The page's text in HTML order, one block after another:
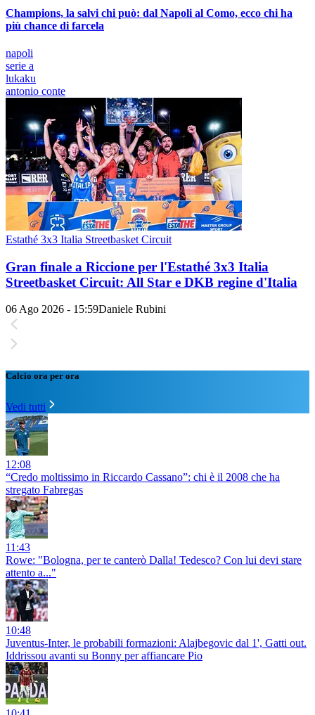
Champions, la salvi chi può: dal Napoli al Como, ecco chi ha
più chance di farcela
napoli
serie a
lukaku
antonio conte
Estathé 3x3 Italia Streetbasket Circuit
Gran finale a Riccione per l'Estathé 3x3 Italia
Streetbasket Circuit: All Star e DKB regine d'Italia
06 Ago 2026 - 15:59Daniele Rubini
Calcio ora per ora
Vedi tutti
12:08
“Credo moltissimo in Riccardo Cassano”: chi è il 2008 che ha
stregato Fabregas
11:43
Rowe: "Bologna, per te canterò Dalla! Tedesco? Con lui devi stare
attento a..."
10:48
Juventus-Inter, le probabili formazioni: Alajbegovic dal 1', Gatti out.
Iddrissou avanti su Bonny per affiancare Pio